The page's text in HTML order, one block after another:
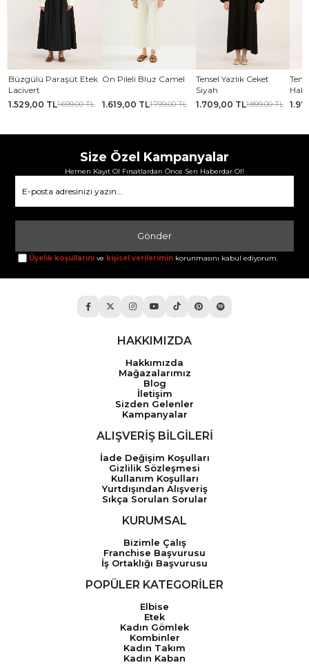
Büzgülü Paraşüt Etek
Lacivert
1.529,00 TL1.699,00 TL
Ön Pileli Bluz Camel
1.619,00 TL1.799,00 TL
Tensel Yazlık Ceket
Siyah
1.709,00 TL1.899,00 TL
Haki
Size Özel Kampanyalar
Hemen Kayıt Ol Fırsatlardan Önce Sen Haberdar Ol!
Gönder
Üyelik koşullarını ve kişisel verilerimin korunmasını kabul ediyorum.
HAKKIMIZDA
Hakkımızda
Mağazalarımız
Blog
İletişim
Sizden Gelenler
Kampanyalar
ALIŞVERİŞ BİLGİLERİ
İade Değişim Koşulları
Gizlilik Sözleşmesi
Kullanım Koşulları
Yurtdışından Alışveriş
Sıkça Sorulan Sorular
KURUMSAL
Bizimle Çalış
Franchise Başvurusu
İş Ortaklığı Başvurusu
POPÜLER KATEGORİLER
Elbise
Etek
Kadın Gömlek
Kombinler
Kadın Takım
Kadın Kaban